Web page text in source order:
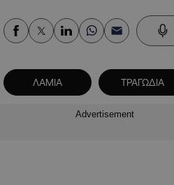
ΛΑΜΙΑ ΤΡΑΓΩΔΙΑ
Advertisement